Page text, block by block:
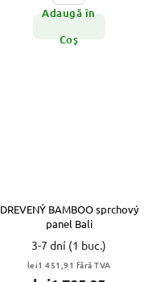
Adaugă în
Coş
DREVENÝ BAMBOO sprchový
panel Bali
3-7 dní (1 buc.)
lei1 451,91 fără TVA